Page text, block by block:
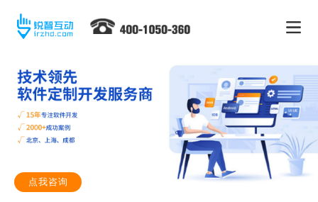
点我咨询